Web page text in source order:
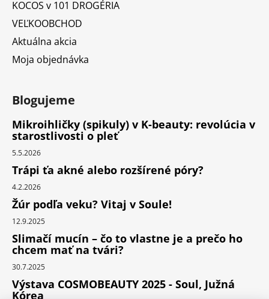
KOCOS v 101 DROGÉRIA
VEĽKOOBCHOD
Aktuálna akcia
Moja objednávka
Blogujeme
Mikroihličky (spikuly) v K-beauty: revolúcia v
starostlivosti o pleť
5.5.2026
Trápi ťa akné alebo rozšírené póry?
4.2.2026
Žúr podľa veku? Vitaj v Soule!
12.9.2025
Slimačí mucín – čo to vlastne je a prečo ho
chcem mať na tvári?
30.7.2025
Výstava COSMOBEAUTY 2025 - Soul, Južná
Kórea